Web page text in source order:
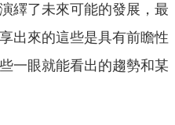
繹了未來可能的發展，最
出來的這些是具有前瞻性
一眼就能看出的趨勢和某